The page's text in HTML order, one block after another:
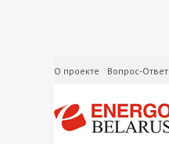
О проекте Вопрос-Ответ